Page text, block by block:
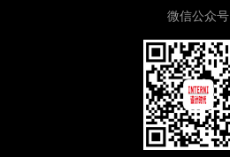
微信公众号